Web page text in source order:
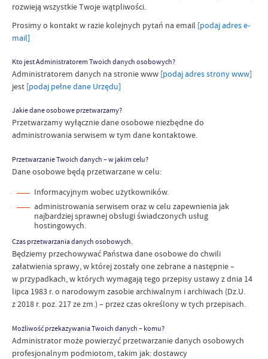
rozwieją wszystkie Twoje wątpliwości.
Prosimy o kontakt w razie kolejnych pytań na email [podaj adres e-
mail]
Kto jest Administratorem Twoich danych osobowych?
Administratorem danych na stronie www [podaj adres strony www]
jest [podaj pełne dane Urzędu]
Jakie dane osobowe przetwarzamy?
Przetwarzamy wyłącznie dane osobowe niezbędne do
administrowania serwisem w tym dane kontaktowe.
Przetwarzanie Twoich danych – w jakim celu?
Dane osobowe będą przetwarzane w celu:
Informacyjnym wobec użytkowników.
administrowania serwisem oraz w celu zapewnienia jak
najbardziej sprawnej obsługi świadczonych usług
hostingowych.
Czas przetwarzania danych osobowych.
Będziemy przechowywać Państwa dane osobowe do chwili
załatwienia sprawy, w której zostały one zebrane a następnie –
w przypadkach, w których wymagają tego przepisy ustawy z dnia 14
lipca 1983 r. o narodowym zasobie archiwalnym i archiwach (Dz.U.
z 2018 r. poz. 217 ze zm.) – przez czas określony w tych przepisach.
Możliwość przekazywania Twoich danych – komu?
Administrator może powierzyć przetwarzanie danych osobowych
profesjonalnym podmiotom, takim jak: dostawcy